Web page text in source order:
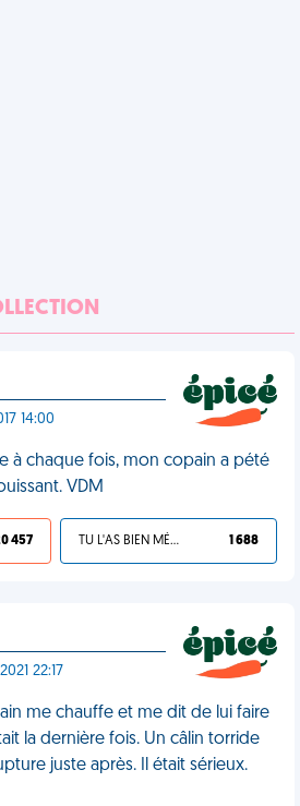
14:00
à chaque fois, mon copain a pété
VDM
457 TU L'AS BIEN MÉRITÉ 1 688
22:17
me chauffe et me dit de lui faire
la dernière fois. Un câlin torride
juste après. Il était sérieux.